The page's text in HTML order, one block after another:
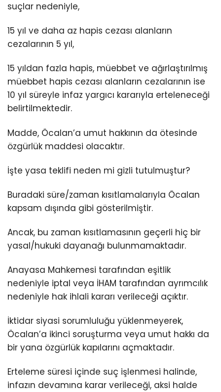
suçlar nedeniyle,
15 yıl ve daha az hapis cezası alanların
cezalarının 5 yıl,
15 yıldan fazla hapis, müebbet ve ağırlaştırılmış
müebbet hapis cezası alanların cezalarının ise
10 yıl süreyle infaz yargıcı kararıyla erteleneceği
belirtilmektedir.
Madde, Öcalan’a umut hakkının da ötesinde
özgürlük maddesi olacaktır.
İşte yasa teklifi neden mi gizli tutulmuştur?
Buradaki süre/zaman kısıtlamalarıyla Öcalan
kapsam dışında gibi gösterilmiştir.
Ancak, bu zaman kısıtlamasının geçerli hiç bir
yasal/hukuki dayanağı bulunmamaktadır.
Anayasa Mahkemesi tarafından eşitlik
nedeniyle iptal veya İHAM tarafından ayrımcılık
nedeniyle hak ihlali kararı verileceği açıktır.
İktidar siyasi sorumluluğu yüklenmeyerek,
Öcalan’a ikinci soruşturma veya umut hakkı da
bir yana özgürlük kapılarını açmaktadır.
Erteleme süresi içinde suç işlenmesi halinde,
infazın devamına karar verileceği, aksi halde